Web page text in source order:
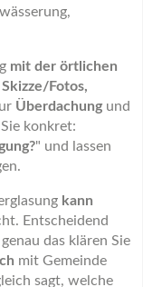
mit der örtlichen
Fotos,
Überdachung und
konkret:
" und lassen
kann
Entscheidend
das klären Sie
mit Gemeinde
sagt, welche